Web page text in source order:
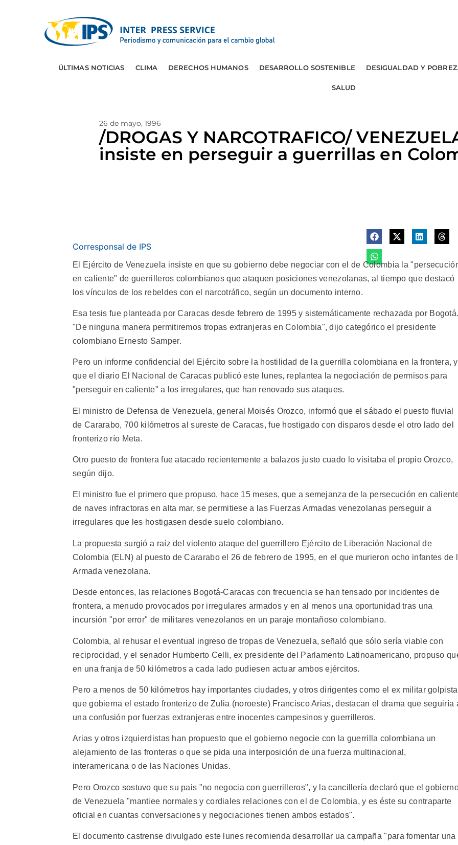
ÚLTIMAS NOTICIAS CLIMA DERECHOS HUMANOS DESARROLLO SOSTENIBLE DESIGUALDAD Y
SALUD
26 de mayo, 1996
/DROGAS Y NARCOTRAFICO/
insiste en perseguir a guerrillas en
Corresponsal de IPS
El Ejército de Venezuela insiste en que su gobierno debe negociar con el de Colombia la
en caliente" de guerrilleros colombianos que ataquen posiciones venezolanas, al tiempo que destacó
los vínculos de los rebeldes con el narcotráfico, según un documento interno.
Esa tesis fue planteada por Caracas desde febrero de 1995 y sistemáticamente rechazada por
"De ninguna manera permitiremos tropas extranjeras en Colombia", dijo categórico el presidente
colombiano Ernesto Samper.
Pero un informe confidencial del Ejército sobre la hostilidad de la guerrilla colombiana en la frontera, y
que el diario El Nacional de Caracas publicó este lunes, replantea la negociación de permisos para
"perseguir en caliente" a los irregulares, que han renovado sus ataques.
El ministro de Defensa de Venezuela, general Moisés Orozco, informó que el sábado el puesto fluvial
de Cararabo, 700 kilómetros al sureste de Caracas, fue hostigado con disparos desde el otro lado del
fronterizo río Meta.
Otro puesto de frontera fue atacado recientemente a balazos justo cuado lo visitaba el propio Orozco,
según dijo.
El ministro fue el primero que propuso, hace 15 meses, que a semejanza de la persecución en
de naves infractoras en alta mar, se permitiese a las Fuerzas Armadas venezolanas perseguir a
irregulares que les hostigasen desde suelo colombiano.
La propuesta surgió a raíz del violento ataque del guerrillero Ejército de Liberación Nacional de
Colombia (ELN) al puesto de Cararabo el 26 de febrero de 1995, en el que murieron ocho infantes de
Armada venezolana.
Desde entonces, las relaciones Bogotá-Caracas con frecuencia se han tensado por incidentes de
frontera, a menudo provocados por irregulares armados y en al menos una oportunidad tras una
incursión "por error" de militares venezolanos en un paraje montañoso colombiano.
Colombia, al rehusar el eventual ingreso de tropas de Venezuela, señaló que sólo sería viable con
reciprocidad, y el senador Humberto Celli, ex presidente del Parlamento Latinoamericano, propuso
en una franja de 50 kilómetros a cada lado pudiesen actuar ambos ejércitos.
Pero a menos de 50 kilómetros hay importantes ciudades, y otros dirigentes como el ex militar golpista
que gobierna el estado fronterizo de Zulia (noroeste) Francisco Arias, destacan el drama que seguiría
una confusión por fuerzas extranjeras entre inocentes campesinos y guerrilleros.
Arias y otros izquierdistas han propuesto que el gobierno negocie con la guerrilla colombiana un
alejamiento de las fronteras o que se pida una interposición de una fuerza multinacional,
interamericana o de las Naciones Unidas.
Pero Orozco sostuvo que su pais "no negocia con guerrilleros", y la cancillería declaró que el
de Venezuela "mantiee normales y cordiales relaciones con el de Colombia, y es éste su contraparte
oficial en cuantas conversaciones y negociaciones tienen ambos estados".
El documento castrense divulgado este lunes recomienda desarrollar ua campaña "para fomentar una